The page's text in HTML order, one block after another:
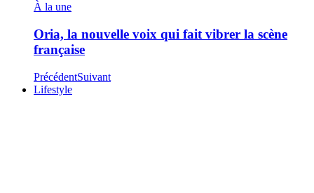
À la une
Oria, la nouvelle voix qui fait vibrer la scène
française
PrécédentSuivant
Lifestyle